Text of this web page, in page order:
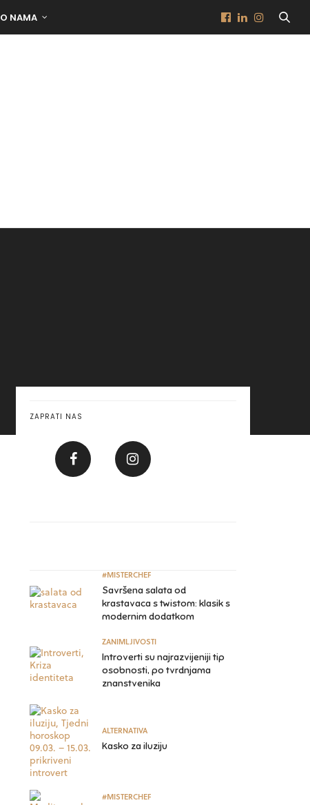
O NAMA
ZAPRATI NAS
#MISTERCHEF
Savršena salata od
krastavaca s twistom: klasik s
modernim dodatkom
ZANIMLJIVOSTI
Introverti su najrazvijeniji tip
osobnosti, po tvrdnjama
znanstvenika
ALTERNATIVA
Kasko za iluziju
#MISTERCHEF